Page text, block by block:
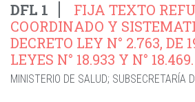
DFL 1
FIJA TEXTO
COORDINADO Y
DECRETO LEY N° 2.763, DE
LEYES N° 18.933 Y N° 18.469.
MINISTERIO DE SALUD; SUBSECRETARÍA